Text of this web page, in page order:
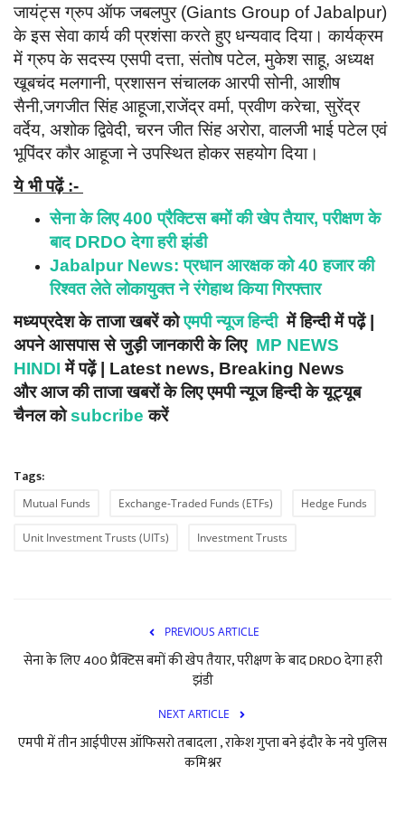
जायंट्स ग्रुप ऑफ जबलपुर (Giants Group of Jabalpur)
के इस सेवा कार्य की प्रशंसा करते हुए धन्यवाद दिया। कार्यक्रम
में ग्रुप के सदस्य एसपी दत्ता, संतोष पटेल, मुकेश साहू, अध्यक्ष
खूबचंद मलगानी, प्रशासन संचालक आरपी सोनी, आशीष
सैनी,जगजीत सिंह आहूजा,राजेंद्र वर्मा, प्रवीण करेचा, सुरेंद्र
वर्देय, अशोक द्विवेदी, चरन जीत सिंह अरोरा, वालजी भाई पटेल एवं
भूपिंदर कौर आहूजा ने उपस्थित होकर सहयोग दिया।
ये भी पढ़ें :-
सेना के लिए 400 प्रैक्टिस बमों की खेप तैयार, परीक्षण के
बाद DRDO देगा हरी झंडी
Jabalpur News: प्रधान आरक्षक को 40 हजार की
रिश्वत लेते लोकायुक्त ने रंगेहाथ किया गिरफ्तार
मध्यप्रदेश के ताजा खबरें कोएमपी न्यूज हिन्दीमें हिन्दी में पढ़ें |
अपने आसपास से जुड़ी जानकारी के लिए MP NEWS
HINDIमें पढ़ें | Latest news, Breaking News
और आज की ताजा खबरों के लिए एमपी न्यूज हिन्दी के यूट्यूब
चैनल कोsubcribe करें
Tags:
Mutual Funds Exchange-Traded Funds (ETFs) Hedge Funds
Unit Investment Trusts (UITs) Investment Trusts
PREVIOUS ARTICLE
सेना के लिए 400 प्रैक्टिस बमों की खेप तैयार, परीक्षण के बाद DRDO देगा हरी
झंडी
NEXT ARTICLE
एमपी में तीन आईपीएस ऑफिसरो तबादला , राकेश गुप्ता बने इंदौर के नये पुलिस
कमिश्नर